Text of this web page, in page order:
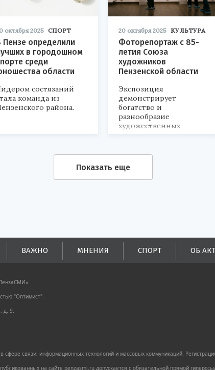
октября 2025 СПОРТ
Пензе определили
в городошном
среди
области
состязаний
команда из
района.
20 октября 2025 КУЛЬТУРА
Фоторепортаж с 85-
летия Союза
художников
Пензенской области
Экспозиция
демонстрирует
богатство и
разнообразие
художественных
традиций региона.
Показать еще
ВАЖНО МНЕНИЯ СПОРТ ОБ
"Оптимист".
д. 9.
сфере связи, информационных технологий и массовых коммуникаций.
на сайте penzasmi.ru допускается с обязательной прямой